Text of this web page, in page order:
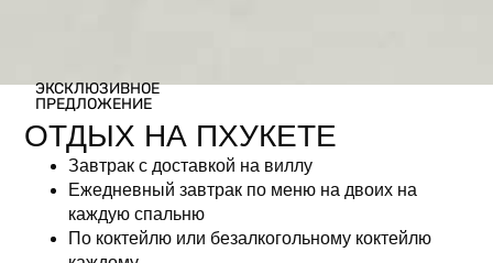
ЭКСКЛЮЗИВНОЕ
ПРЕДЛОЖЕНИЕ
ОТДЫХ НА ПХУКЕТЕ
Завтрак с доставкой на виллу
Ежедневный завтрак по меню на двоих на
каждую спальню
По коктейлю или безалкогольному коктейлю